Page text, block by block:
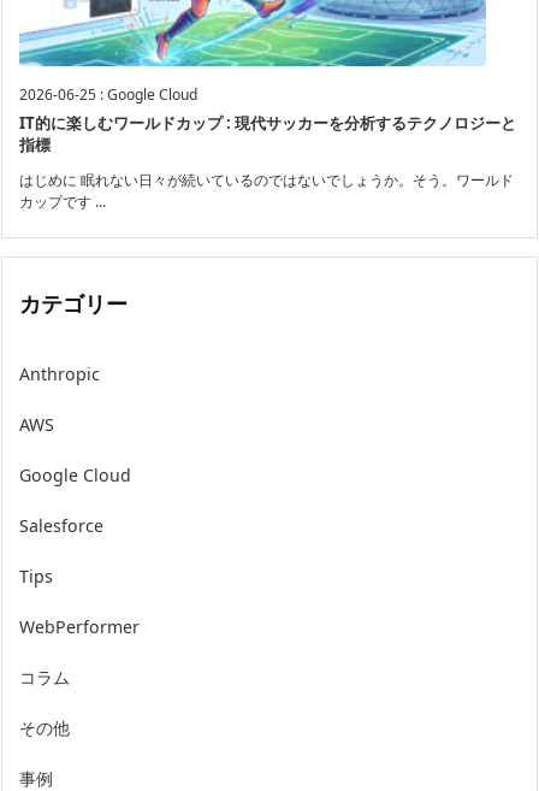
2026-06-25 :Google Cloud
IT的に楽しむワールドカップ : 現代サッカーを分析するテクノロジーと
指標
はじめに 眠れない日々が続いているのではないでしょうか。そう。ワールド
カップです ...
カテゴリー
Anthropic
AWS
Google Cloud
Salesforce
Tips
WebPerformer
コラム
その他
事例